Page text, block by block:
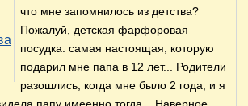
что мне запомнилось из детства?
Пожалуй, детская фарфоровая
посудка. самая настоящая, которую
подарил мне папа в 12 лет... Родители
разошлись, когда мне было 2 года, и я
папу имеенно тогда... Наверное,